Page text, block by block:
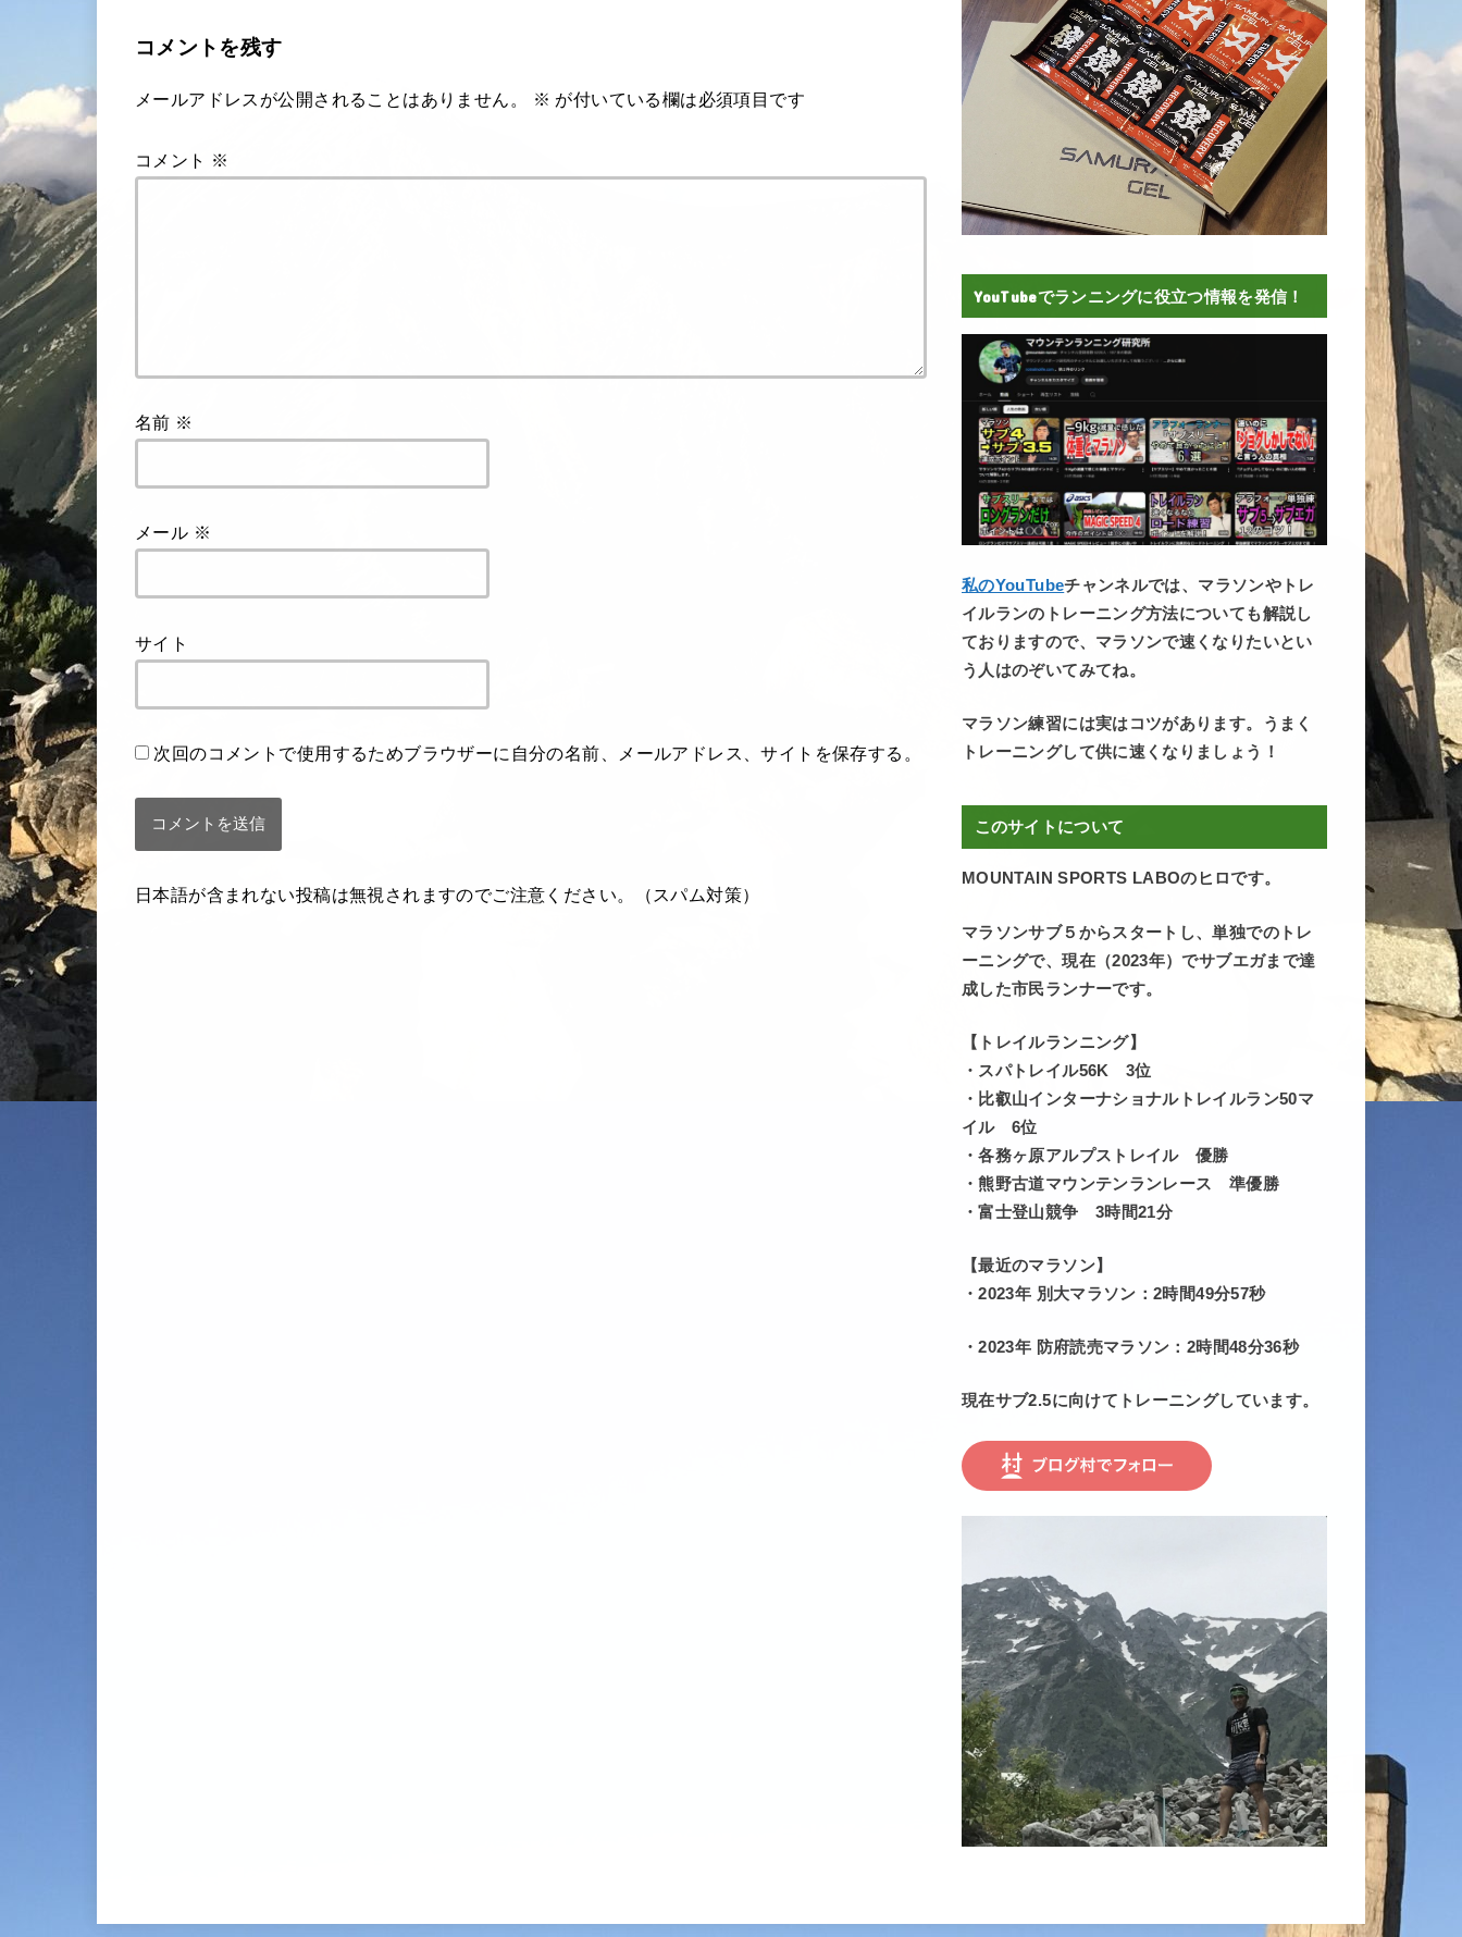
コメントを残す
メールアドレスが公開されることはありません。 ※ が付いている欄は必須項目です
コメント ※
名前 ※
メール ※
サイト
次回のコメントで使用するためブラウザーに自分の名前、メールアドレス、サイトを保存する。
日本語が含まれない投稿は無視されますのでご注意ください。（スパム対策）
YouTubeでランニングに役立つ情報を発信！
私のYouTubeチャンネルでは、マラソンやトレ
イルランのトレーニング方法についても解説し
ておりますので、マラソンで速くなりたいとい
う人はのぞいてみてね。
マラソン練習には実はコツがあります。うまく
トレーニングして供に速くなりましょう！
このサイトについて
MOUNTAIN SPORTS LABOのヒロです。
マラソンサブ５からスタートし、単独でのトレ
ーニングで、現在（2023年）でサブエガまで達
成した市民ランナーです。
【トレイルランニング】
・スパトレイル56K 3位
・比叡山インターナショナルトレイルラン50マ
イル 6位
・各務ヶ原アルプストレイル 優勝
・熊野古道マウンテンランレース 準優勝
・富士登山競争 3時間21分
【最近のマラソン】
・2023年 別大マラソン：2時間49分57秒
・2023年 防府読売マラソン：2時間48分36秒
現在サブ2.5に向けてトレーニングしています。